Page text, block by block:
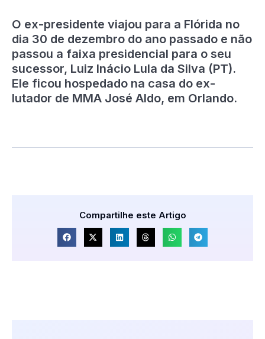
O ex-presidente viajou para a Flórida no
dia 30 de dezembro do ano passado e não
passou a faixa presidencial para o seu
sucessor, Luiz Inácio Lula da Silva (PT).
Ele ficou hospedado na casa do ex-
lutador de MMA José Aldo, em Orlando.
Compartilhe este Artigo